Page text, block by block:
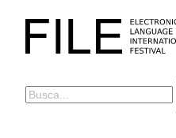
FILE
FESTIVAL